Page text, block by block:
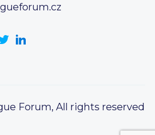
Forum, All rights reserved